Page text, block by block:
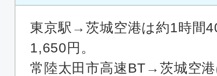
東京駅→茨城空港は約1時間
1,650円。
常陸太田市高速BT→茨城空